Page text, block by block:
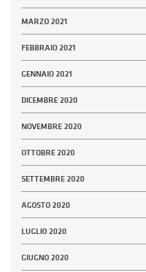
MARZO 2021
FEBBRAIO 2021
GENNAIO 2021
DICEMBRE 2020
NOVEMBRE 2020
OTTOBRE 2020
SETTEMBRE 2020
AGOSTO 2020
LUGLIO 2020
GIUGNO 2020